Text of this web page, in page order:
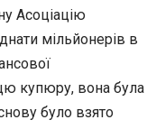
Асоціацію
мільйонерів в
купюру, вона була
було взято